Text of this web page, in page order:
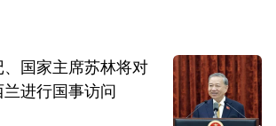
国家主席苏林将对
进行国事访问